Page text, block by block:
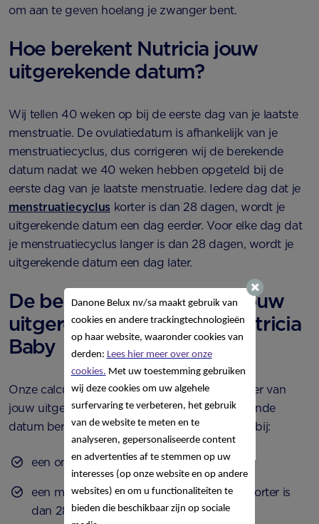
om aan te geven hoelang je zwanger bent.
Hoe berekent Nutricia jouw
uitgerekende datum?
Wij tellen 40 weken op bij de eerste dag van je laatste
menstruatie. De ovulatiedatum is afhankelijk van je
menstruatiecyclus, dus corrigeren wij de berekende
datum nadat we 40 weken hebben opgeteld bij de
eerste dag van je laatste menstruatie. Iedere dag dat je
menstruatiecycluskorter is dan 28 dagen, wordt je
uitgerekende datum een dag eerder. Voor elke dag dat
je menstruatiecyclus langer is dan 28 dagen, wordt je
uitgerekende datum een dag later.
De betrouwbaarheid van jouw
uitgerekende datum op Nutricia
Baby
Onze calculator geeft slechts een indicatie weer van
jouw uitgerekende datum. Zelf jouw uitgerekende
datum berekenen wordt minder betrouwbaar bij:
een onregelmatige menstruatiecyclus;
een menstruatiecyclus die veel langer of korter is
dan 28 dagen;
Danone Belux nv/sa maakt gebruik van
cookies en andere trackingtechnologieën
op haar website, waaronder cookies van
derden: Lees hier meer over onze
cookies. Met uw toestemming gebruiken
wij deze cookies om uw algehele
surfervaring te verbeteren, het gebruik
van de website te meten en te
analyseren, gepersonaliseerde content
en advertenties af te stemmen op uw
interesses (op onze website en op andere
websites) en om u functionaliteiten te
bieden die beschikbaar zijn op sociale